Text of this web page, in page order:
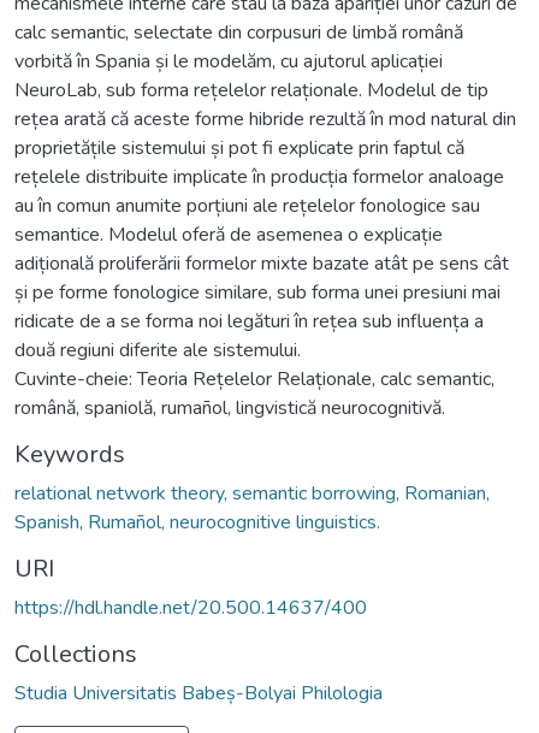
calc semantic, selectate din corpusuri de limbă română
vorbită în Spania și le modelăm, cu ajutorul aplicației
NeuroLab, sub forma rețelelor relaționale. Modelul de tip
rețea arată că aceste forme hibride rezultă în mod natural din
proprietățile sistemului și pot fi explicate prin faptul că
rețelele distribuite implicate în producția formelor analoage
au în comun anumite porțiuni ale rețelelor fonologice sau
semantice. Modelul oferă de asemenea o explicație
adițională proliferării formelor mixte bazate atât pe sens cât
și pe forme fonologice similare, sub forma unei presiuni mai
ridicate de a se forma noi legături în rețea sub influența a
două regiuni diferite ale sistemului.
Cuvinte-cheie: Teoria Rețelelor Relaționale, calc semantic,
română, spaniolă, rumañol, lingvistică neurocognitivă.
Keywords
relational network theory, semantic borrowing, Romanian,
Spanish, Rumañol, neurocognitive linguistics.
URI
https://hdl.handle.net/20.500.14637/400
Collections
Studia Universitatis Babeș-Bolyai Philologia